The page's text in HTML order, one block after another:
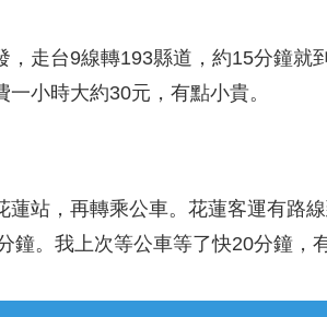
，走台9線轉193縣道，約15分鐘就
小時大約30元，有點小貴。
蓮站，再轉乘公車。花蓮客運有路
鐘。我上次等公車等了快20分鐘，